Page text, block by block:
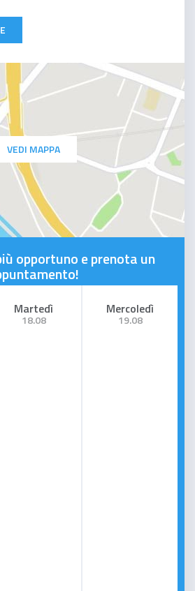
VEDI MAPPA
opportuno e prenota un
Martedì
18.08
Mercoledì
19.08